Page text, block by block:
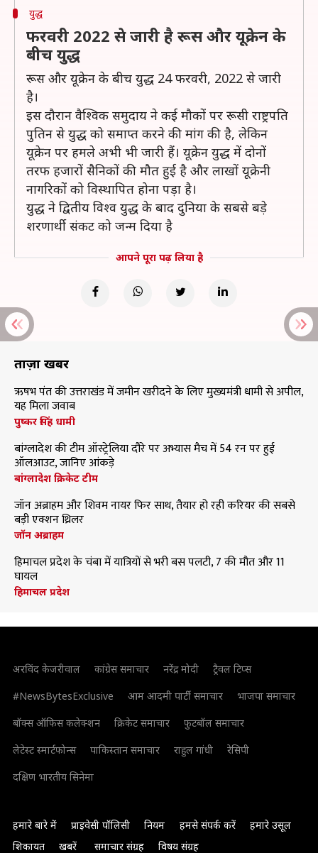
युद्ध
फरवरी 2022 से जारी है रूस और यूक्रेन के
बीच युद्ध
रूस और यूक्रेन के बीच युद्ध 24 फरवरी, 2022 से जारी
है।
इस दौरान वैश्विक समुदाय ने कई मौकों पर रूसी राष्ट्रपति
पुतिन से युद्ध को समाप्त करने की मांग की है, लेकिन
यूक्रेन पर हमले अभी भी जारी हैं। यूक्रेन युद्ध में दोनों
तरफ हजारों सैनिकों की मौत हुई है और लाखों यूक्रेनी
नागरिकों को विस्थापित होना पड़ा है।
युद्ध ने द्वितीय विश्व युद्ध के बाद दुनिया के सबसे बड़े
शरणार्थी संकट को जन्म दिया है
आपने पूरा पढ़ लिया है
ताज़ा खबरें
ऋषभ पंत की उत्तराखंड में जमीन खरीदने के लिए मुख्यमंत्री धामी से अपील,
यह मिला जवाब
पुष्कर सिंह धामी
बांग्लादेश की टीम ऑस्ट्रेलिया दौरे पर अभ्यास मैच में 54 रन पर हुई
ऑलआउट, जानिए आंकड़े
बांग्लादेश क्रिकेट टीम
जॉन अब्राहम और शिवम नायर फिर साथ, तैयार हो रही करियर की सबसे
बड़ी एक्शन थ्रिलर
जॉन अब्राहम
हिमाचल प्रदेश के चंबा में यात्रियों से भरी बस पलटी, 7 की मौत और 11
घायल
हिमाचल प्रदेश
अरविंद केजरीवाल कांग्रेस समाचार नरेंद्र मोदी
ट्रैवल टिप्स
#NewsBytesExclusive
आम आदमी पार्टी समाचार
भाजपा समाचार
बॉक्स ऑफिस कलेक्शन
क्रिकेट समाचार
फुटबॉल समाचार
लेटेस्ट स्मार्टफोन्स
पाकिस्तान समाचार राहुल गांधी
रेसिपी
दक्षिण भारतीय सिनेमा
हमारे बारे में प्राइवेसी पॉलिसी नियम हमसे संपर्क करें
हमारे उसूल
शिकायत
खबरें समाचार संग्रह विषय संग्रह